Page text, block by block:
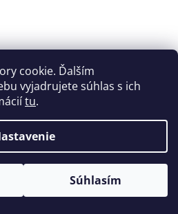
cookie. Ďalším
vyjadrujete súhlas s ich
tu.
Súhlasím